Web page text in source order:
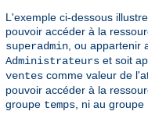
L'exemple ci-dessous
pouvoir accéder à la
superadmin, ou appartenir
Administrateurs et soit
ventes comme valeur de
pouvoir accéder à la
groupe temps, ni au groupe